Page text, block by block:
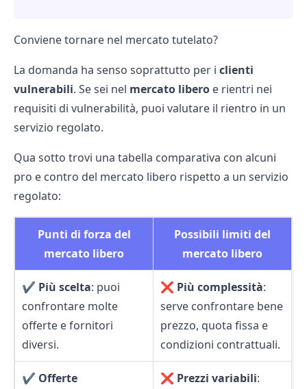
Conviene tornare nel mercato tutelato?
La domanda ha senso soprattutto per i clienti
vulnerabili. Se sei nel mercato libero e rientri nei
requisiti di vulnerabilità, puoi valutare il rientro in un
servizio regolato.
Qua sotto trovi una tabella comparativa con alcuni
pro e contro del mercato libero rispetto a un servizio
regolato:
Punti di forza del
mercato libero
Possibili limiti del
mercato libero
✔️ Più scelta: puoi
confrontare molte
offerte e fornitori
diversi.
❌ Più complessità:
serve confrontare bene
prezzo, quota fissa e
condizioni contrattuali.
✔️ Offerte ❌ Prezzi variabili: